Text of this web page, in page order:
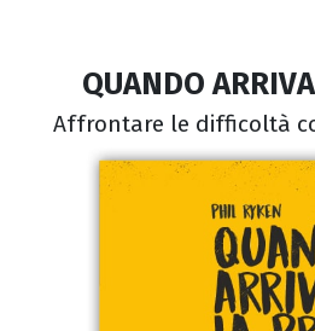
QUANDO
Affrontare le difficoltà